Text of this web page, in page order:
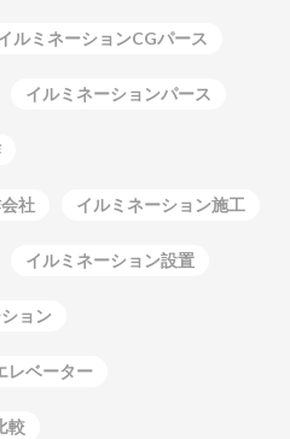
ルミネーションCGパース
イルミネーションパース
社 イルミネーション施工
イルミネーション設置
ョン
レベーター
較